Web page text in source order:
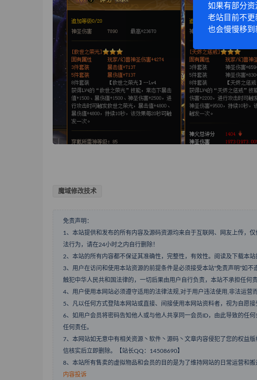
魔域修改技术
免责声明：
1、本站提供和发布的所有内容及源码资源均来自于互联网、网友上传，
法行为，请在24小时之内自行删除！
2、本站的所有内容都不保证其准确性，完整性，有效性。阅读及下载本
3、用户在访问和使用本站资源的前提条件是必须接受本站“免责声明”如
触犯中华人民共和国法律的，一切后果由用户自行负责，本站不承担任何责
4、用户使用本网站必须遵守适用的法律法规,对于用户违法使用,非法运营
5、凡以任何方式登陆本网站或直接、间接使用本网站资料者，视为自愿接
6、如用户会员将密码告知他人或与他人共享同一会员ID，由此导致的任
任何责任。
7、本网站如无意中有相关资源丶软件丶源码丶文章内容侵犯了您的权益
信核实后立即删除。【站长QQ：14508690】
8、本站所有售卖的虚拟物品和会员的目的是为了维持网站的日常运营和
内容投诉
如果有部分资
老站目前不
也会慢慢移到